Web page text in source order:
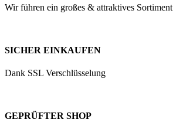
Wir führen ein großes & attraktives Sortiment
SICHER EINKAUFEN
Dank SSL Verschlüsselung
GEPRÜFTER SHOP